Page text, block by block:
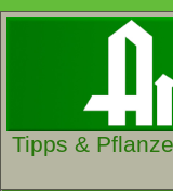
Tipps &